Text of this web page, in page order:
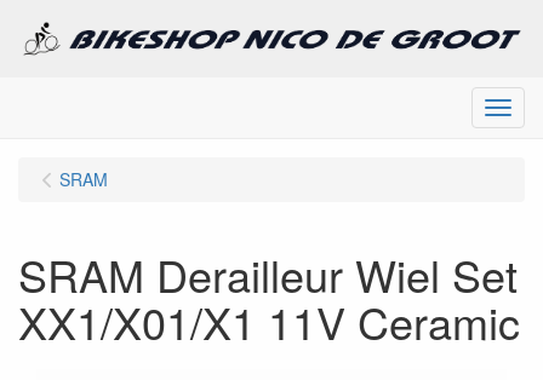
Menu
SRAM
SRAM Derailleur Wiel Set
XX1/X01/X1 11V Ceramic